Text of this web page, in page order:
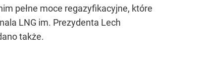
pełne moce regazyfikacyjne, które
LNG im. Prezydenta Lech
także.